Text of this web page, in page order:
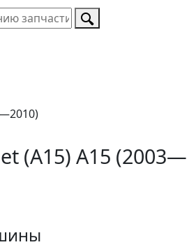
(A15) A15 (2003—